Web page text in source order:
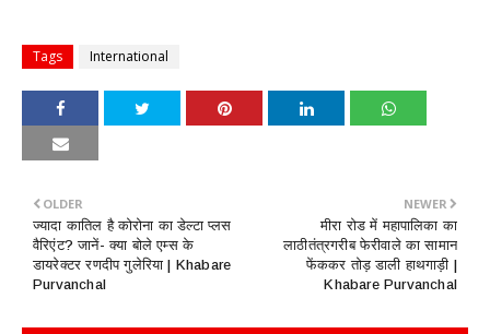
Tags International
NEWER
मीरा रोड में महापालिका का
लाठीतंत्रगरीब फेरीवाले का सामान
फेंककर तोड़ डाली हाथगाड़ी |
Khabare Purvanchal
OLDER
ज्यादा कातिल है कोरोना का डेल्टा प्लस
वैरिएंट? जानें- क्या बोले एम्स के
डायरेक्टर रणदीप गुलेरिया | Khabare
Purvanchal